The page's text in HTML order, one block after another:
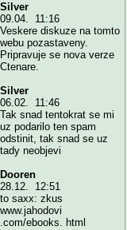
Silver
09.04. 11:16
Veskere diskuze na tomto
webu pozastaveny.
Pripravuje se nova verze
Ctenare.
Silver
06.02. 11:46
Tak snad tentokrat se mi
uz podarilo ten spam
odstinit, tak snad se uz
tady neobjevi
Dooren
28.12. 12:51
to saxx: zkus
www.jahodovi
.com/ebooks. html